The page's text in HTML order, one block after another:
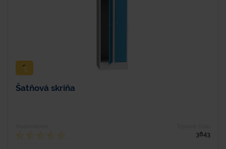
Šatňová skriňa
3843